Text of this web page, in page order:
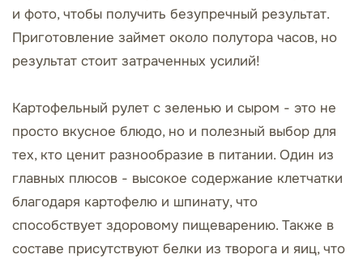
и фото, чтобы получить безупречный результат.
Приготовление займет около полутора часов, но
результат стоит затраченных усилий!
Картофельный рулет с зеленью и сыром - это не
просто вкусное блюдо, но и полезный выбор для
тех, кто ценит разнообразие в питании. Один из
главных плюсов - высокое содержание клетчатки
благодаря картофелю и шпинату, что
способствует здоровому пищеварению. Также в
составе присутствуют белки из творога и яиц, что